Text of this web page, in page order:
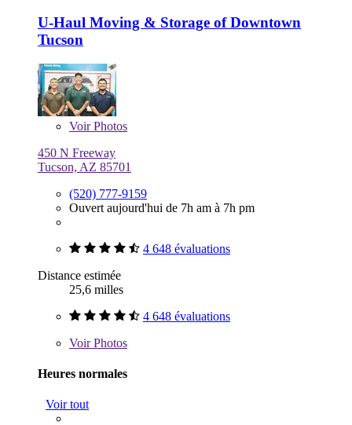
U-Haul Moving & Storage of Downtown
Tucson
VoirPhotos
450 N Freeway
Tucson, AZ 85701
(520) 777-9159
Ouvert aujourd'hui de 7h am à 7h pm
4 648 évaluations
Distance estimée
25,6 milles
4 648 évaluations
VoirPhotos
Heures normales
Voir tout